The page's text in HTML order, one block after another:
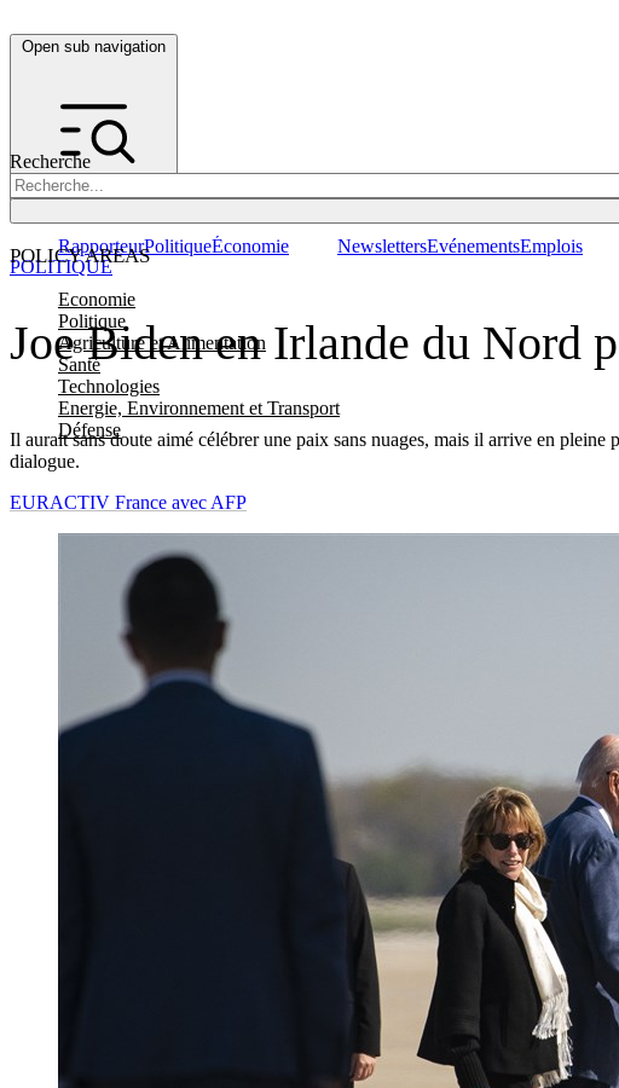
Open sub navigation
Recherche
POLICY AREAS
Economie
Politique
Agriculture et Alimentation
Santé
Technologies
Energie, Environnement et Transport
Défense
RapporteurPolitiqueÉconomie NewslettersEvénementsEmplois
Joe Biden en Irlande du Nord
Il aurait sans doute aimé célébrer une paix sans nuages, mais il arrive en
dialogue.
POLITIQUE
EURACTIV France avec AFP